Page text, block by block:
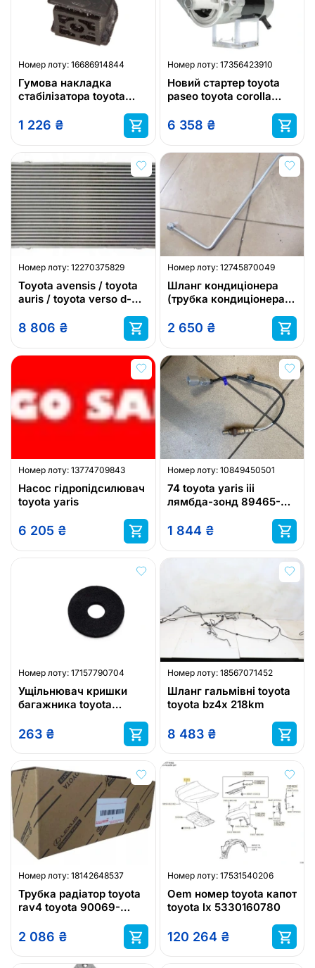
Номер лоту: 16686914844
Гумова накладка
стабілізатора toyota
1 226 ₴
Номер лоту: 17356423910
Новий стартер toyota
paseo toyota corolla
corolla e
6 358 ₴
Номер лоту: 12270375829
Toyota avensis / toyota
auris / toyota verso d-4d
8 806 ₴
Номер лоту: 12745870049
Шланг кондиціонера
(трубка кондиціонера,
автокондиціонера)
toyota yaris iii новий
оригінал.
2 650 ₴
Номер лоту: 13774709843
Насос гідропідсилювач
toyota yaris
6 205 ₴
Номер лоту: 10849450501
74 toyota yaris iii
лямбда-зонд 89465-
1 844 ₴
Номер лоту: 17157790704
Ущільнювач кришки
багажника toyota
90430-05003
263 ₴
Номер лоту: 18567071452
Шланг гальмівні toyota
toyota bz4x 218km
8 483 ₴
Номер лоту: 18142648537
Трубка радіатор toyota
rav4 toyota 90069-
2 086 ₴
Номер лоту: 17531540206
Oem номер toyota капот
toyota lx 5330160780
120 264 ₴